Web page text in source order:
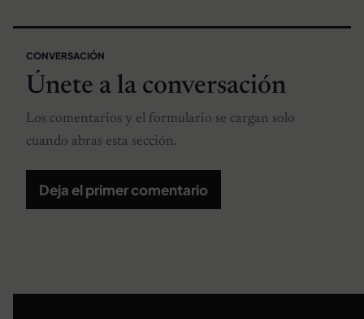
CONVERSACIÓN
Únete a la conversación
Los comentarios y el formulario se cargan solo
cuando abras esta sección.
Deja el primer comentario